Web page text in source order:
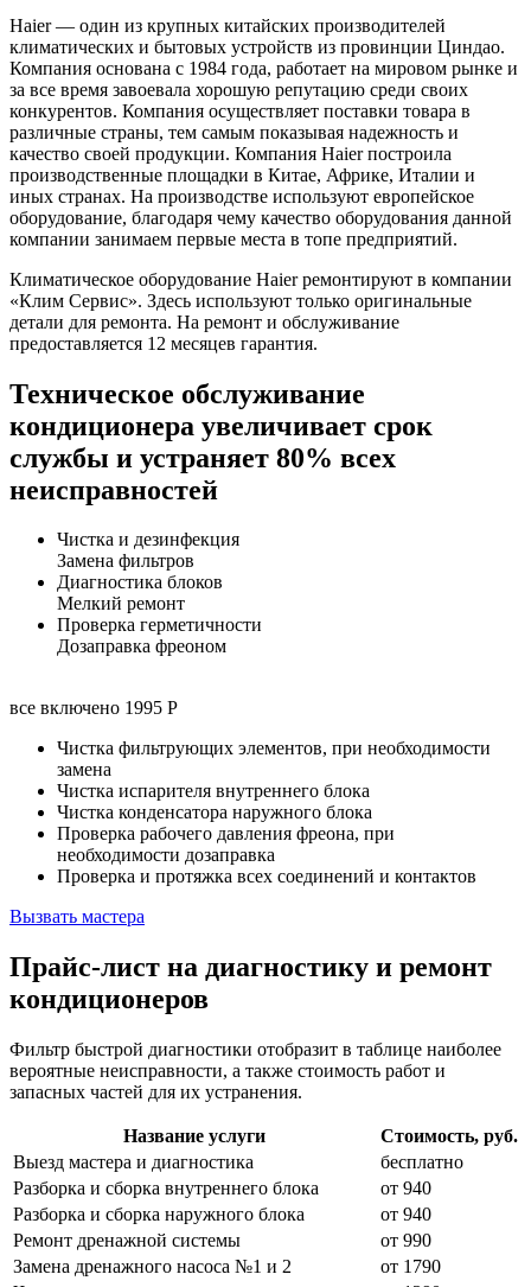
Haier — один из крупных китайских производителей
климатических и бытовых устройств из провинции Циндао.
Компания основана с 1984 года, работает на мировом рынке и
за все время завоевала хорошую репутацию среди своих
конкурентов. Компания осуществляет поставки товара в
различные страны, тем самым показывая надежность и
качество своей продукции. Компания Haier построила
производственные площадки в Китае, Африке, Италии и
иных странах. На производстве используют европейское
оборудование, благодаря чему качество оборудования данной
компании занимаем первые места в топе предприятий.
Климатическое оборудование Haier ремонтируют в компании
«Клим Сервис». Здесь используют только оригинальные
детали для ремонта. На ремонт и обслуживание
предоставляется 12 месяцев гарантия.
Техническое обслуживание
кондиционера увеличивает срок
службы и устраняет 80% всех
неисправностей
Чистка и дезинфекция
Замена фильтров
Диагностика блоков
Мелкий ремонт
Проверка герметичности
Дозаправка фреоном
все включено 1995 Р
Чистка фильтрующих элементов, при необходимости
замена
Чистка испарителя внутреннего блока
Чистка конденсатора наружного блока
Проверка рабочего давления фреона, при
необходимости дозаправка
Проверка и протяжка всех соединений и контактов
Вызвать мастера
Прайс-лист на диагностику и ремонт
кондиционеров
Фильтр быстрой диагностики отобразит в таблице наиболее
вероятные неисправности, а также стоимость работ и
запасных частей для их устранения.
Название услуги
Стоимость, руб.
Выезд мастера и диагностика
бесплатно
Разборка и сборка внутреннего блока
от 940
Разборка и сборка наружного блока
от 940
Ремонт дренажной системы
от 990
Замена дренажного насоса №1 и 2
от 1790